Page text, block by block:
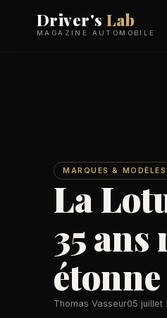
Driver'sLab
MAGAZINE AUTOMOBILE
MARQUES & MODÈLES
La
35
Thomas Vasseur05 juillet